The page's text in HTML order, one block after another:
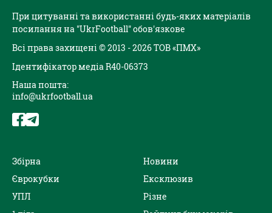
При цитуванні та використанні будь-яких матеріалів
посилання на "UkrFootball" обов'язкове
Всі права захищені © 2013 - 2026 ТОВ «ПМХ»
Ідентифікатор медіа R40-06373
Наша пошта:
info@ukrfootball.ua
Збірна
Єврокубки
УПЛ
Новини
Ексклюзив
Різне